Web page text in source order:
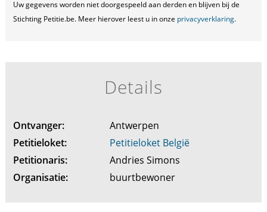
Uw gegevens worden niet doorgespeeld aan derden en blijven bij de
Stichting Petitie.be. Meer hierover leest u in onze privacyverklaring.
Details
Ontvanger:
Antwerpen
Petitieloket:
Petitieloket België
Petitionaris:
Andries Simons
Organisatie:
buurtbewoner